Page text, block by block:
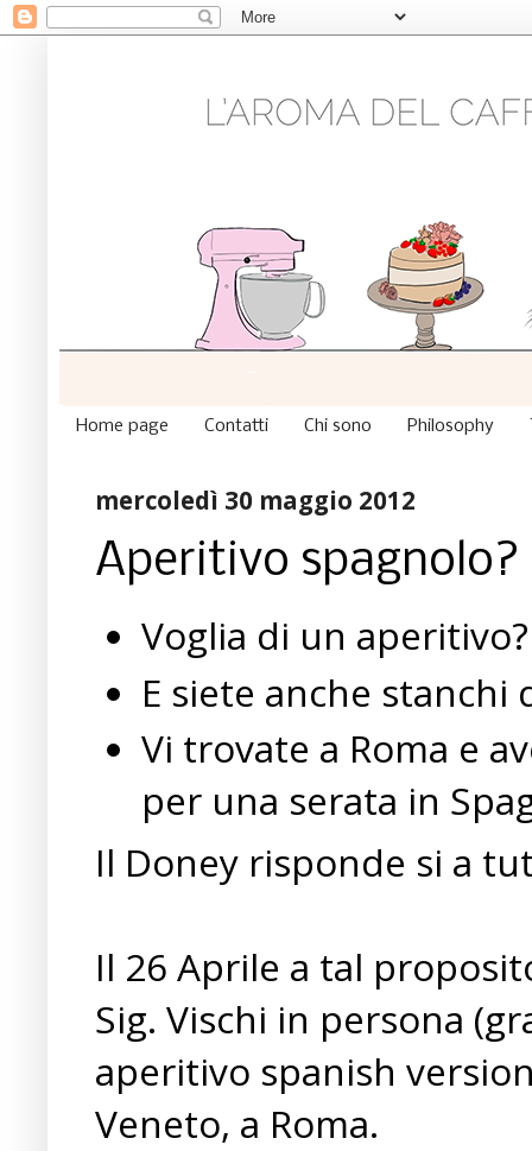
Home page Contatti Chi sono Philosophy
mercoledì 30 maggio 2012
Aperitivo spagnolo?
Voglia di un aperitivo?
E siete anche
Vi trovate a Roma e
per una serata in
Il Doney risponde si a
Il 26 Aprile a tal
Sig. Vischi in persona
aperitivo spanish
Veneto, a Roma.